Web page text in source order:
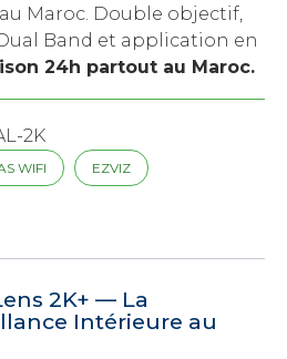
Maroc. Double objectif,
Band et application en
24h partout au Maroc.
2K
WIFI EZVIZ
2K+ — La
Intérieure au